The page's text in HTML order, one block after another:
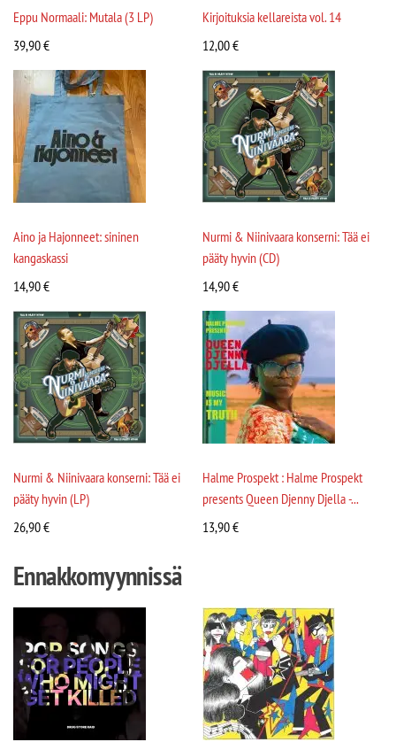
Eppu Normaali: Mutala (3 LP)
39,90€
Kirjoituksia kellareista vol. 14
12,00€
Aino ja Hajonneet: sininen
kangaskassi
14,90€
Nurmi & Niinivaara konserni: Tää ei
pääty hyvin (CD)
14,90€
Nurmi & Niinivaara konserni: Tää ei
pääty hyvin (LP)
26,90€
Halme Prospekt : Halme Prospekt
presents Queen Djenny Djella -...
13,90€
Ennakkomyynnissä